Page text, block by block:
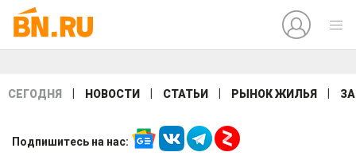
СЕГОДНЯ НОВОСТИ СТАТЬИ РЫНОК ЖИЛЬЯ
Подпишитесь на нас: